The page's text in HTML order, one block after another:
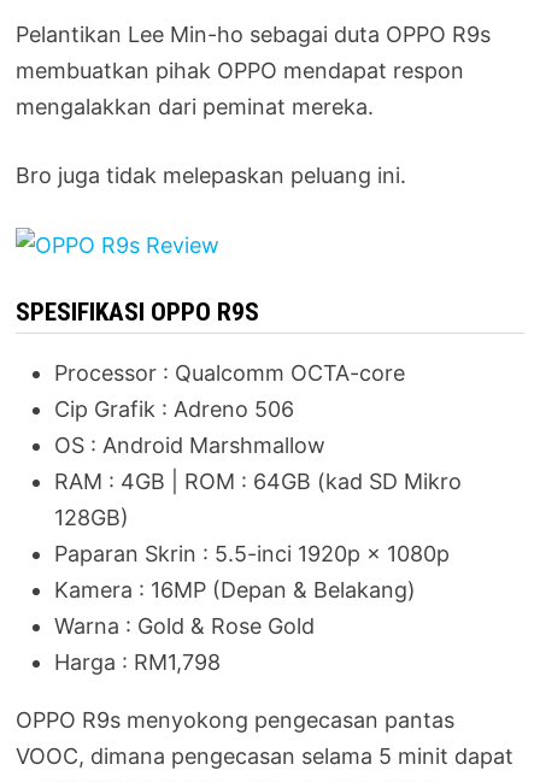
Pelantikan Lee Min-ho sebagai duta OPPO R9s
membuatkan pihak OPPO mendapat respon
mengalakkan dari peminat mereka.
Bro juga tidak melepaskan peluang ini.
SPESIFIKASI OPPO R9S
Processor : Qualcomm OCTA-core
Cip Grafik : Adreno 506
OS : Android Marshmallow
RAM : 4GB | ROM : 64GB (kad SD Mikro
128GB)
Paparan Skrin : 5.5-inci 1920p × 1080p
Kamera : 16MP (Depan & Belakang)
Warna : Gold & Rose Gold
Harga : RM1,798
OPPO R9s menyokong pengecasan pantas
VOOC, dimana pengecasan selama 5 minit dapat